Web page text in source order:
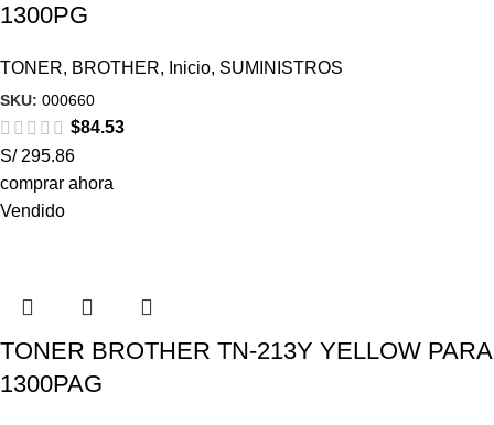
1300PG
TONER, BROTHER, Inicio, SUMINISTROS
SKU: 000660
$84.53
S/ 295.86
comprar ahora
Vendido
TONER BROTHER TN-213Y YELLOW PARA
1300PAG